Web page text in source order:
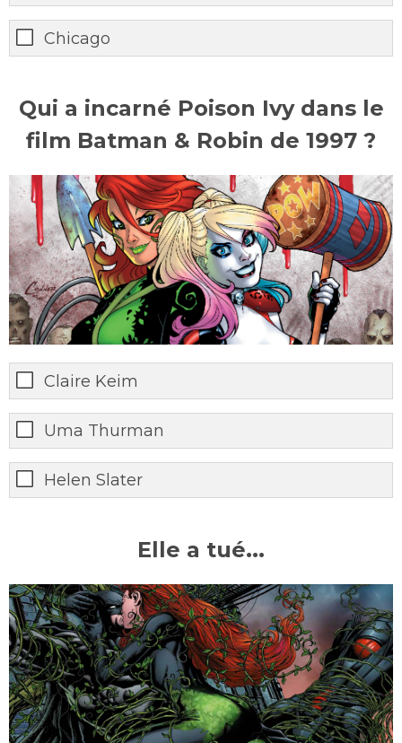
Chicago
Qui a incarné Poison Ivy dans le
film Batman & Robin de 1997 ?
Claire Keim
Uma Thurman
Helen Slater
Elle a tué...